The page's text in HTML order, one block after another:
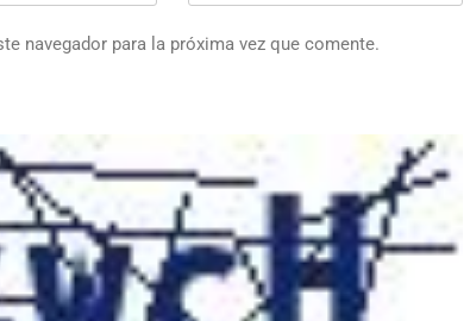
navegador para la próxima vez que comente.